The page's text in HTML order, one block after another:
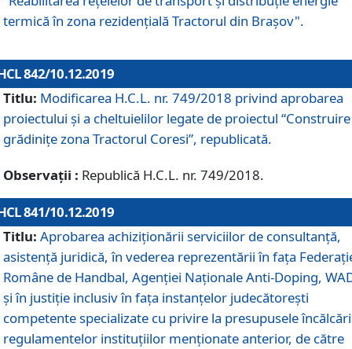
termică în zona rezidenţială Tractorul din Braşov".
842/10.12.2019
Titlu: Modificarea H.C.L. nr. 749/2018 privind aprobarea
proiectului și a cheltuielilor legate de proiectul “Construire
grădinițe zona Tractorul Coresi”, republicată.
Observații : Republică H.C.L. nr. 749/2018.
841/10.12.2019
Titlu: Aprobarea achiziționării serviciilor de consultanță,
asistență juridică, în vederea reprezentării în fața
Române de Handbal, Agenției Naționale Anti-Doping,
și în justiție inclusiv în fața instanțelor judecătorești
competente specializate cu privire la presupusele
regulamentelor instituțiilor menționate anterior, de către